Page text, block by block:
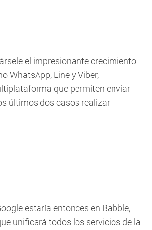
el impresionante crecimiento
WhatsApp, Line y Viber,
que permiten enviar
últimos dos casos realizar
estaría entonces en Babble,
unificará todos los servicios de la